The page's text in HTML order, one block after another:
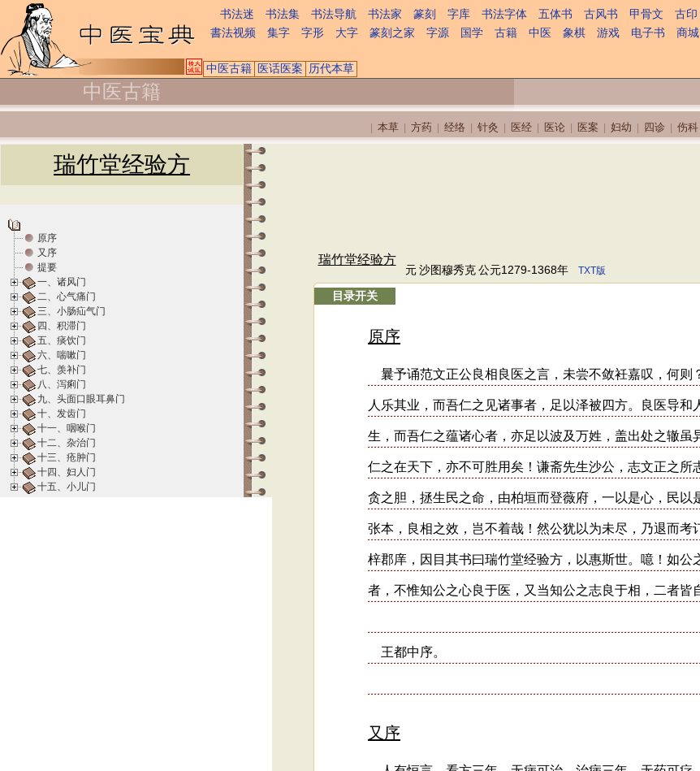
书法迷 书法集 书法导航 书法家 篆刻 字库 书法字体 五体书 古风书 甲骨文 古印
書法视频
集字 字形 大字 篆刻之家 字源 国学 古籍 中医 象棋 游戏 电子书 商城
中医古籍 医话医案 历代本草
中医古籍
本草 方药 经络 针灸 医经 医论 医案 妇幼 四诊 伤科
瑞竹堂经验方
原序
又序
提要
一、诸风门
二、心气痛门
三、小肠疝气门
四、积滞门
五、痰饮门
六、喘嗽门
七、羡补门
八、泻痢门
九、头面口眼耳鼻门
十、发齿门
十一、咽喉门
十二、杂治门
十三、疮肿门
十四、妇人门
十五、小儿门
瑞竹堂经验方
元 沙图穆秀克 公元1279-1368年 TXT版
目录开关